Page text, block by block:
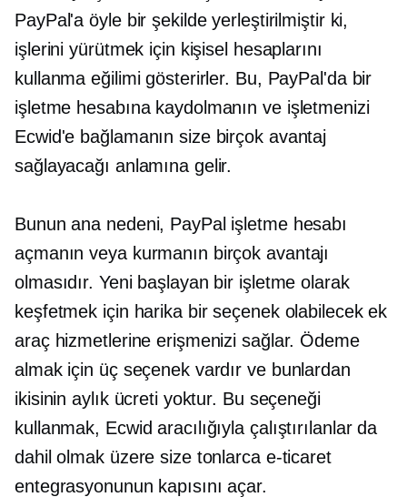
PayPal'a öyle bir şekilde yerleştirilmiştir ki,
işlerini yürütmek için kişisel hesaplarını
kullanma eğilimi gösterirler. Bu, PayPal'da bir
işletme hesabına kaydolmanın ve işletmenizi
Ecwid'e bağlamanın size birçok avantaj
sağlayacağı anlamına gelir.
Bunun ana nedeni, PayPal işletme hesabı
açmanın veya kurmanın birçok avantajı
olmasıdır. Yeni başlayan bir işletme olarak
keşfetmek için harika bir seçenek olabilecek ek
araç hizmetlerine erişmenizi sağlar. Ödeme
almak için üç seçenek vardır ve bunlardan
ikisinin aylık ücreti yoktur. Bu seçeneği
kullanmak, Ecwid aracılığıyla çalıştırılanlar da
dahil olmak üzere size tonlarca e-ticaret
entegrasyonunun kapısını açar.